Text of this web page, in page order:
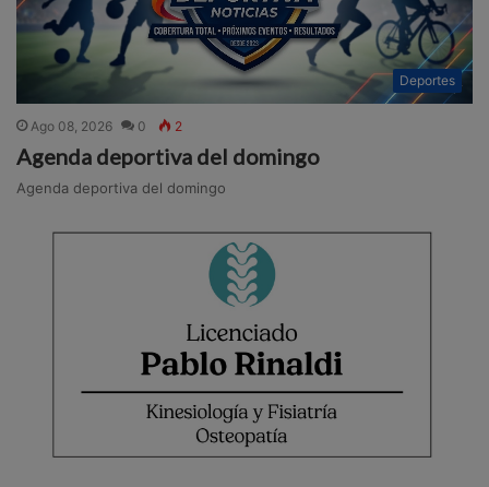
Deportes
Ago 08, 2026 0 2
Agenda deportiva del domingo
Agenda deportiva del domingo